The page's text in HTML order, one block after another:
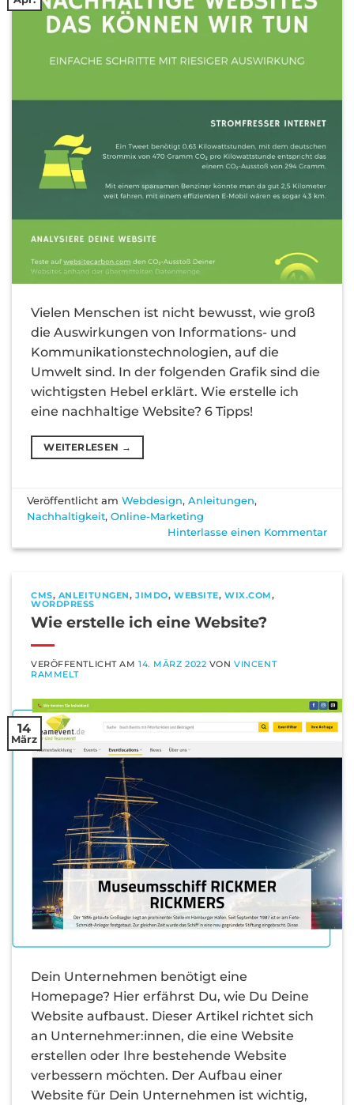
Vielen Menschen ist nicht bewusst, wie groß
die Auswirkungen von Informations- und
Kommunikationstechnologien, auf die
Umwelt sind. In der folgenden Grafik sind die
wichtigsten Hebel erklärt. Wie erstelle ich
eine nachhaltige Website? 6 Tipps!
WEITERLESEN →
Veröffentlicht amWebdesign,Anleitungen,
Nachhaltigkeit,Online-Marketing
Hinterlasse einen Kommentar
CMS, ANLEITUNGEN,JIMDO,WEBSITE,WIX.COM,
WORDPRESS
Wie erstelle ich eine Website?
VERÖFFENTLICHT AM14. MÄRZ 2022 VONVINCENT
RAMMELT
14
März
Dein Unternehmen benötigt eine
Homepage? Hier erfährst Du, wie Du Deine
Website aufbaust. Dieser Artikel richtet sich
an Unternehmer:innen, die eine Website
erstellen oder Ihre bestehende Website
verbessern möchten. Der Aufbau einer
Website für Dein Unternehmen ist wichtig,